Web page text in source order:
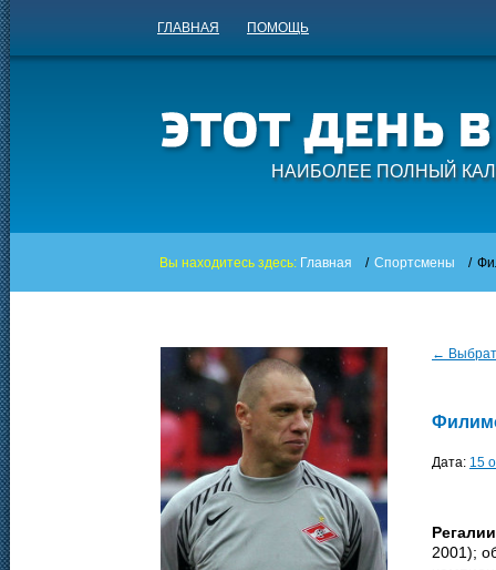
ГЛАВНАЯ ПОМОЩЬ
НАИБОЛЕЕ ПОЛНЫЙ
Вы находитесь здесь: Главная / Спортсмены /
←
Дата: 15
2001);